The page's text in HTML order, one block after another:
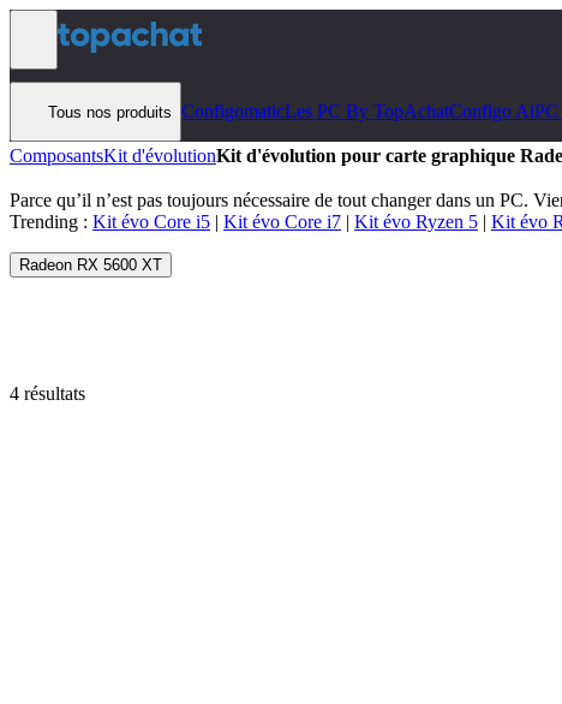
Aller au contenu
Tous nos produits ConfigomaticLes PC By TopAchatConfigo AiPC
ComposantsKit d'évolutionKit d'évolution pour carte graphique
Parce qu’il n’est pas toujours nécessaire de tout changer dans un PC.
Trending : Kit évo Core i5 | Kit évo Core i7 | Kit évo Ryzen 5 | Kit évo
Radeon RX 5600 XT
4 résultats